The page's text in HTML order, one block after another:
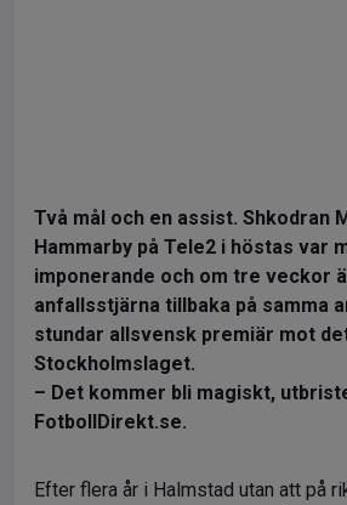
Två mål och en assist. Shkodran
Hammarby på Tele2 i höstas var
imponerande och om tre veckor
anfallsstjärna tillbaka på samma
stundar allsvensk premiär mot
Stockholmslaget.
– Det kommer bli magiskt,
FotbollDirekt.se.
Efter flera år i Halmstad utan att på